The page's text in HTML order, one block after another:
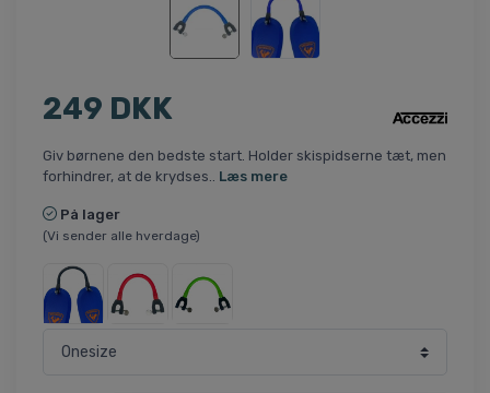
249 DKK
Giv børnene den bedste start. Holder skispidserne tæt, men
forhindrer, at de krydses.. Læs mere
På lager
(Vi sender alle hverdage)